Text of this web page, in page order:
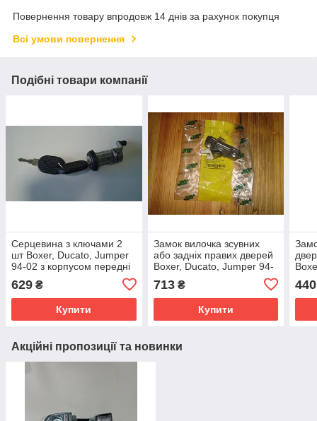
Повернення товару впродовж 14 днів за рахунок покупця
Всі умови повернення
Подібні товари компанії
Серцевина з ключами 2
шт Boxer, Ducato, Jumper
94-02 з корпусом передні
629 ₴
Купити
Замок вилочка зсувних
або задніх правих дверей
Boxer, Ducato, Jumper 94-
713₴
Купити
440
Акційні пропозиції та новинки